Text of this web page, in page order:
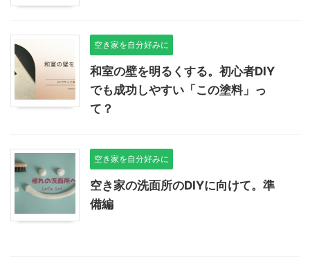
空き家を自分好みに
和室の壁を明るくする。初心者DIY
でも成功しやすい「この塗料」っ
て？
空き家を自分好みに
空き家の洗面所のDIYに向けて。準
備編